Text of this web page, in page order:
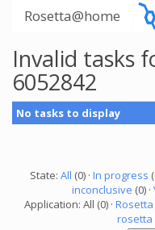
Rosetta@home
Invalid tasks
6052842
No tasks to display
State: All (0) · In progress
inconclusive (0) ·
Application: All (0) · Rosetta
rosetta